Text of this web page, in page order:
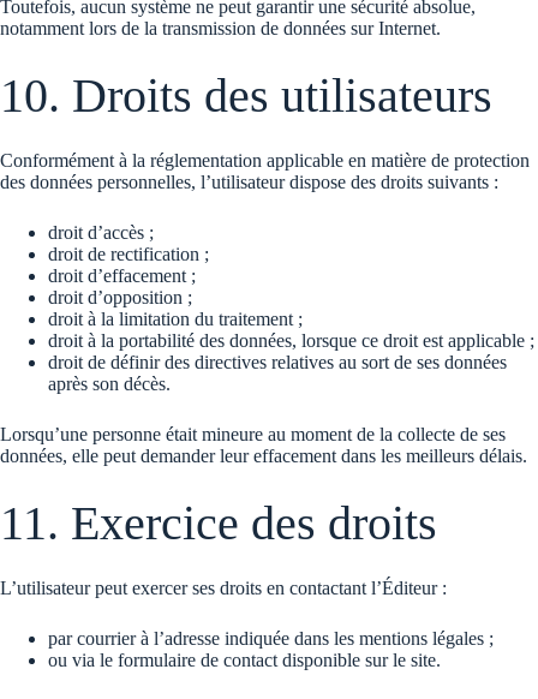
Toutefois, aucun système ne peut garantir une sécurité absolue,
notamment lors de la transmission de données sur Internet.
10. Droits des utilisateurs
Conformément à la réglementation applicable en matière de protection
des données personnelles, l’utilisateur dispose des droits suivants :
droit d’accès ;
droit de rectification ;
droit d’effacement ;
droit d’opposition ;
droit à la limitation du traitement ;
droit à la portabilité des données, lorsque ce droit est applicable ;
droit de définir des directives relatives au sort de ses données
après son décès.
Lorsqu’une personne était mineure au moment de la collecte de ses
données, elle peut demander leur effacement dans les meilleurs délais.
11. Exercice des droits
L’utilisateur peut exercer ses droits en contactant l’Éditeur :
par courrier à l’adresse indiquée dans les mentions légales ;
ou via le formulaire de contact disponible sur le site.